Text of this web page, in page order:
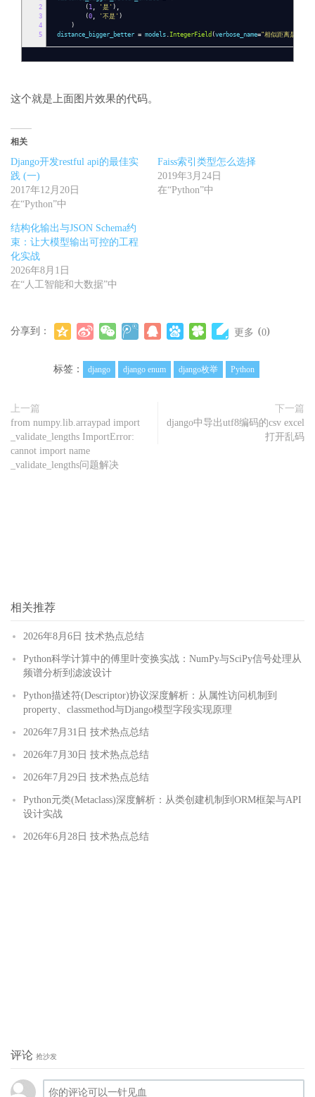
2
3
4
5
( 1 , '是' ),
(0 , '不是' )
)
distance_bigger_better = models . IntegerField (verbose_name="相似距离是否越
这个就是上面图片效果的代码。
相关
Django开发restful api的最佳实
践 (一)
2017年12月20日
在“Python”中
Faiss索引类型怎么选择
2019年3月24日
在“Python”中
结构化输出与JSON Schema约
束：让大模型输出可控的工程
化实战
2026年8月1日
在“人工智能和大数据”中
分享到： 更多 (0)
标签： django django enum django枚举 Python
上一篇
from numpy.lib.arraypad import
_validate_lengths ImportError:
cannot import name
_validate_lengths问题解决
下一篇
django中导出utf8编码的csv excel
打开乱码
相关推荐
2026年8月6日 技术热点总结
Python科学计算中的傅里叶变换实战：NumPy与SciPy信号处理从
频谱分析到滤波设计
Python描述符(Descriptor)协议深度解析：从属性访问机制到
property、classmethod与Django模型字段实现原理
2026年7月31日 技术热点总结
2026年7月30日 技术热点总结
2026年7月29日 技术热点总结
Python元类(Metaclass)深度解析：从类创建机制到ORM框架与API
设计实战
2026年6月28日 技术热点总结
评论 抢沙发